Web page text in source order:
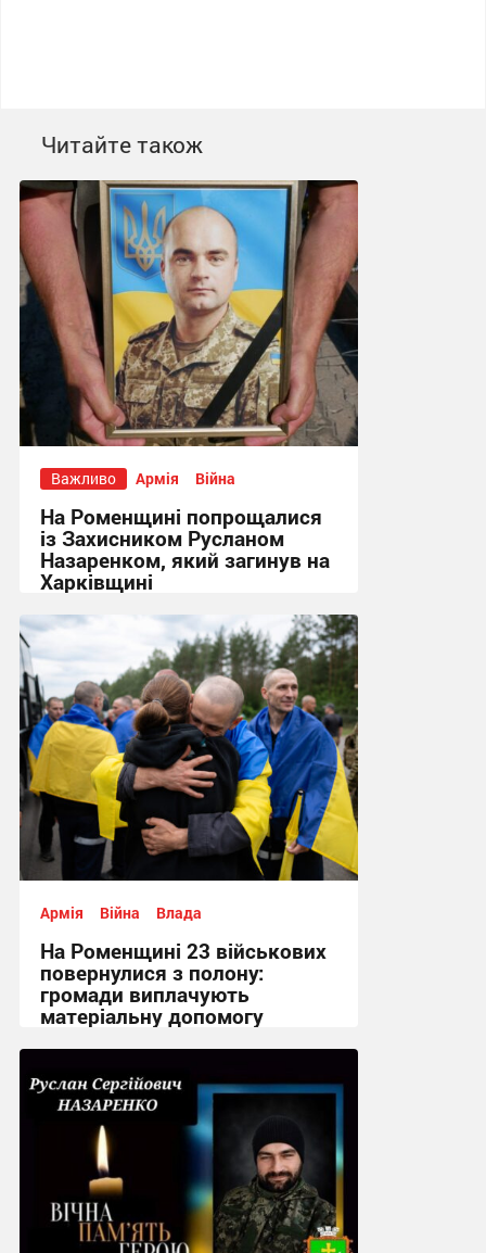
Читайте також
Важливо Армія Війна
На Роменщині попрощалися
із Захисником Русланом
Назаренком, який загинув на
Харківщині
Армія Війна Влада
На Роменщині 23 військових
повернулися з полону:
громади виплачують
матеріальну допомогу
12:02, 7.08.2026